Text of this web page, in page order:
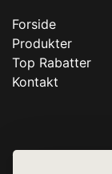
Forside
Produkter
Top Rabatter
Kontakt